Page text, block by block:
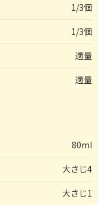
1/3個
1/3個
適量
適量
80ml
大さじ4
大さじ1